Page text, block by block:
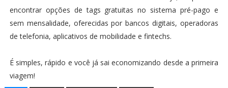
encontrar opções de tags gratuitas no sistema pré-pago e
sem mensalidade, oferecidas por bancos digitais, operadoras
de telefonia, aplicativos de mobilidade e fintechs.
É simples, rápido e você já sai economizando desde a primeira
viagem!